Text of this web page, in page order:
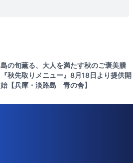
島の旬薫る、大人を満たす秋のご褒美膳
『秋先取りメニュー』8月18日より提供開
始【兵庫・淡路島 青の舎】